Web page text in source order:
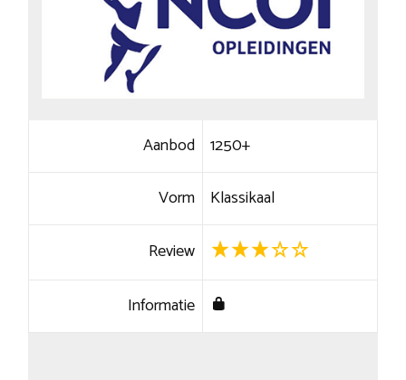
Aanbod 1250+
Vorm Klassikaal
Review
Informatie